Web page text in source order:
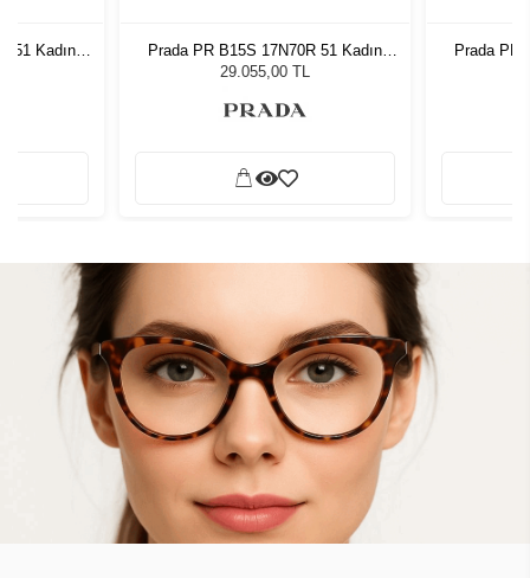
51 Kadın
Prada PR B15S 17N70R 51 Kadın
Güneş Gözlüğü
29.055,00 TL
Prada PR